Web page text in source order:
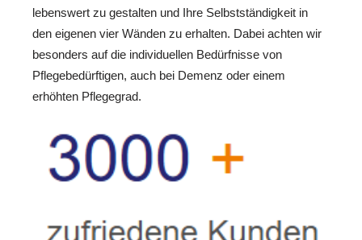
lebenswert zu gestalten und Ihre Selbstständigkeit in
den eigenen vier Wänden zu erhalten. Dabei achten wir
besonders auf die individuellen Bedürfnisse von
Pflegebedürftigen, auch bei Demenz oder einem
erhöhten Pflegegrad.